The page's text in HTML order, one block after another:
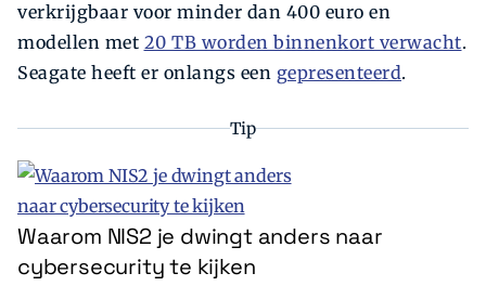
verkrijgbaar voor minder dan 400 euro en
modellen met 20 TB worden binnenkort verwacht.
Seagate heeft er onlangs een gepresenteerd.
Tip
Waarom NIS2 je dwingt anders naar
cybersecurity te kijken